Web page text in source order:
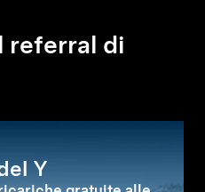
referral di
Y